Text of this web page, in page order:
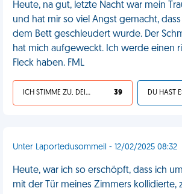
Heute, na gut, letzte Nacht war mein
und hat mir so viel Angst gemacht,
dem Bett geschleudert wurde. Der
hat mich aufgeweckt. Ich werde einen
Fleck haben. FML
ICH STIMME ZU, DEIN LEBEN IST SCHEISSE 39
Unter Laportedusommeil - 12/02/2025 08:32
Heute, war ich so erschöpft, dass ich
mit der Tür meines Zimmers kollidierte,